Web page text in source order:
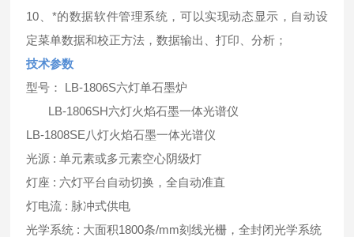
10、*的数据软件管理系统，可以实现动态显示，自动设
定菜单数据和校正方法，数据输出、打印、分析；
技术参数
型号： LB-1806S六灯单石墨炉
LB-1806SH六灯火焰石墨一体光谱仪
LB-1808SE八灯火焰石墨一体光谱仪
光源 : 单元素或多元素空心阴级灯
灯座 : 六灯平台自动切换，全自动准直
灯电流 : 脉冲式供电
光学系统 : 大面积1800条/mm刻线光栅，全封闭光学系统